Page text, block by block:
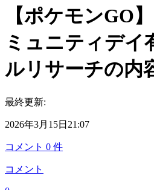
【ポケモンGO
ミュニティデイ
ルリサーチの内
最終更新:
2026年3月15日21:07
コメント 0 件
コメント